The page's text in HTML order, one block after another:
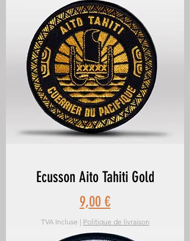
Ecusson Aito Tahiti Gold
Prix
9,00 €
TVA Incluse | Politique de livraison